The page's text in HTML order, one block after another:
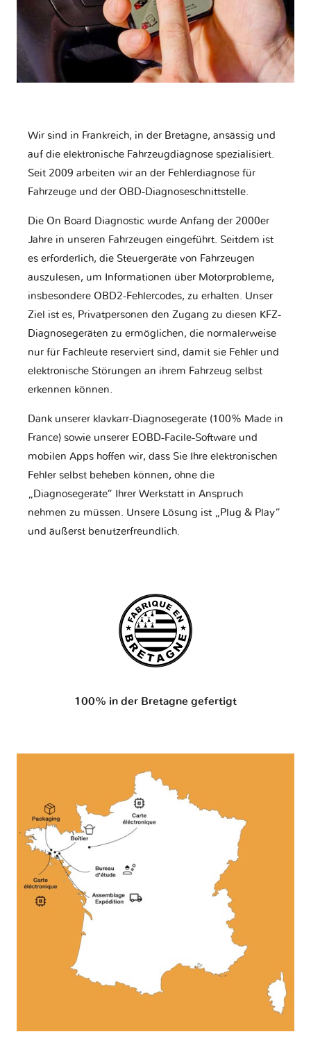
Wir sind in Frankreich, in der Bretagne, ansässig und
auf die elektronische Fahrzeugdiagnose spezialisiert.
Seit 2009 arbeiten wir an der Fehlerdiagnose für
Fahrzeuge und der OBD-Diagnoseschnittstelle.
Die On Board Diagnostic wurde Anfang der 2000er
Jahre in unseren Fahrzeugen eingeführt. Seitdem ist
es erforderlich, die Steuergeräte von Fahrzeugen
auszulesen, um Informationen über Motorprobleme,
insbesondere OBD2-Fehlercodes, zu erhalten. Unser
Ziel ist es, Privatpersonen den Zugang zu diesen KFZ-
Diagnosegeräten zu ermöglichen, die normalerweise
nur für Fachleute reserviert sind, damit sie Fehler und
elektronische Störungen an ihrem Fahrzeug selbst
erkennen können.
Dank unserer klavkarr-Diagnosegeräte (100% Made in
France) sowie unserer EOBD-Facile-Software und
mobilen Apps hoffen wir, dass Sie Ihre elektronischen
Fehler selbst beheben können, ohne die
„Diagnosegeräte“ Ihrer Werkstatt in Anspruch
nehmen zu müssen. Unsere Lösung ist „Plug & Play“
und äußerst benutzerfreundlich.
100% in der Bretagne gefertigt